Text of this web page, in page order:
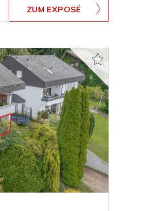
ZUM EXPOSÉ